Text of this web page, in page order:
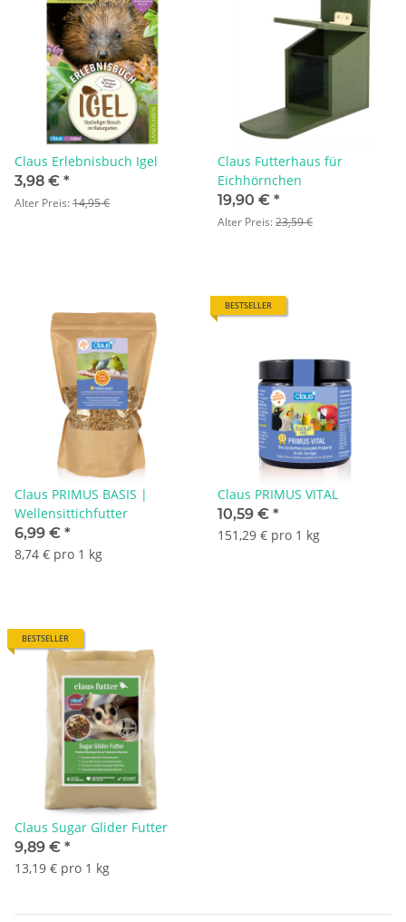
Claus Erlebnisbuch Igel
3,98 € *
Alter Preis:14,95 €
Claus Futterhaus für
Eichhörnchen
19,90 € *
Alter Preis:23,59 €
Claus PRIMUS BASIS |
Wellensittichfutter
6,99 € *
8,74 € pro 1 kg
BESTSELLER
Claus PRIMUS VITAL
10,59 € *
151,29 € pro 1 kg
BESTSELLER
Claus Sugar Glider Futter
9,89 € *
13,19 € pro 1 kg